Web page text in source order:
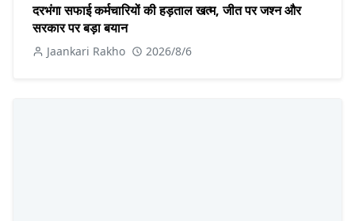
दरभंगा सफाई कर्मचारियों की हड़ताल खत्म, जीत पर जश्न और
सरकार पर बड़ा बयान
Jaankari Rakho 2026/8/6